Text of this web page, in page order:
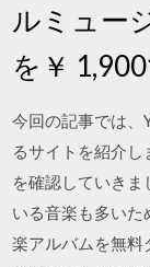
ルミュー
を￥
今回の記事では、
るサイトを紹介
を確認していき
いる音楽も多いた
楽アルバムを無料